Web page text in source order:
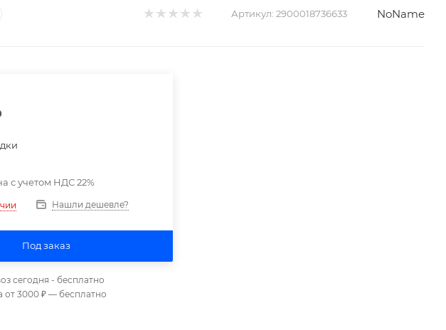
Артикул: 2900018736633 NoName
с учетом НДС 22%
Нашли дешевле?
Под заказ
сегодня - бесплатно
от 3000 ₽ — бесплатно